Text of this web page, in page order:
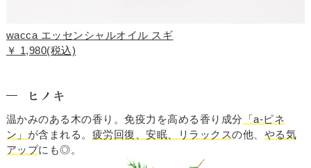
wacca エッセンシャルオイル スギ
￥ 1,980(税込)
ヒノキ
温かみのある木の香り。免疫力を高める香り成分
「a-ピネ
ン」 が含まれる。 疲労回復、安眠、リラックスの他、 やる気
アップにも◎。